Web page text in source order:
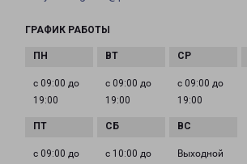
ГРАФИК РАБОТЫ
с 09:00 до
19:00
с 09:00 до
19:00
с 09:00 до
19:00
с 09:00 до
с 10:00 до
Выходной